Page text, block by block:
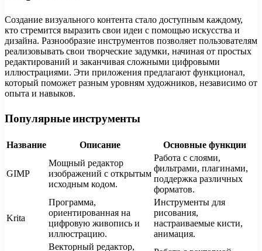
Создание визуального контента стало доступным каждому,
кто стремится выразить свои идеи с помощью искусства и
дизайна. Разнообразие инструментов позволяет пользователям
реализовывать свои творческие задумки, начиная от простых
редактирований и заканчивая сложными цифровыми
иллюстрациями. Эти приложения предлагают функционал,
который поможет разным уровням художников, независимо от
опыта и навыков.
Популярные инструменты
Название Описание Основные функции
GIMP
Мощный редактор
изображений с открытым
исходным кодом.
Работа с слоями,
фильтрами, плагинами,
поддержка различных
форматов.
Krita
Программа,
ориентированная на
цифровую живопись и
иллюстрацию.
Инструменты для
рисования,
настраиваемые кисти,
анимация.
Векторный редактор,